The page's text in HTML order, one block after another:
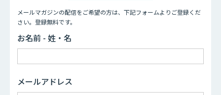
メールマガジンの配信をご希望の方は、下記フォームよりご登録くだ
さい。登録無料です。
お名前 - 姓・名
メールアドレス